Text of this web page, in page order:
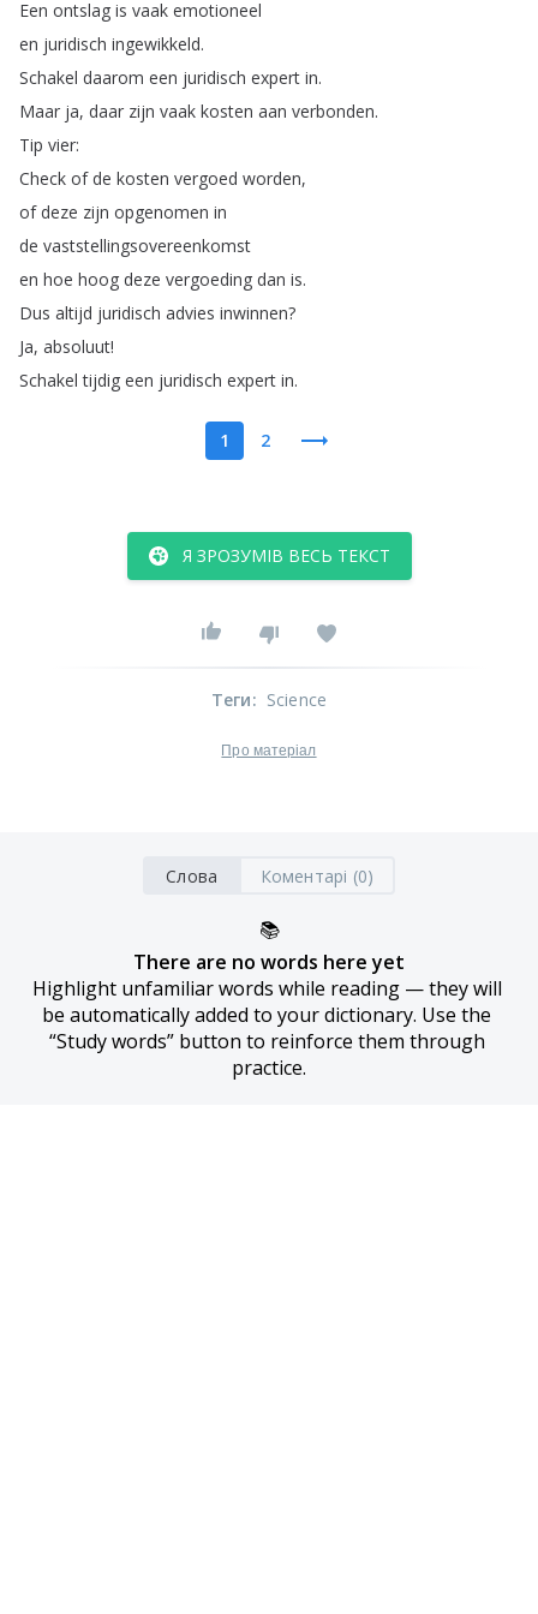
Een ontslag is vaak emotioneel
en juridisch ingewikkeld.
Schakel daarom een juridisch expert in.
Maar ja, daar zijn vaak kosten aan verbonden.
Tip vier:
Check of de kosten vergoed worden,
of deze zijn opgenomen in
de vaststellingsovereenkomst
en hoe hoog deze vergoeding dan is.
Dus altijd juridisch advies inwinnen?
Ja, absoluut!
Schakel tijdig een juridisch expert in.
1 2
Я ЗРОЗУМІВ ВЕСЬ ТЕКСТ
Теги: Science
Про матеріал
Слова Коментарі (0)
📚
There are no words here yet
Highlight unfamiliar words while reading — they will
be automatically added to your dictionary. Use the
“Study words” button to reinforce them through
practice.